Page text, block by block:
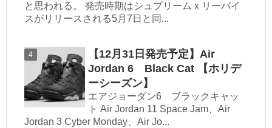
と思われる。 発売時期はシュプリームｘリーバイ
スがリリースされる5月7日と同...
【12月31日発売予定】Air
Jordan 6 Black Cat 【ホリデ
ーシーズン】
エアジョーダン6 ブラックキャッ
ト Air Jordan 11 Space Jam、Air
Jordan 3 Cyber Monday、Air Jo...